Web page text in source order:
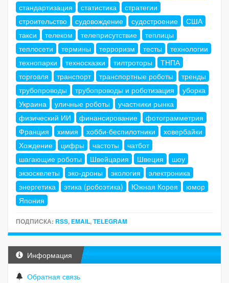
стандартизация
статистика
стратегии
строительство
судовождение судостроение
США
такси
телеком телеприсутствие
теплицы
теплосети
термины терроризм тесты
технологии
технопарки
техносказки тилтроторы
ТНПА
торговля
транспорт транспортные роботы
тренды
трубопроводы
трубопроводы и роботизация
уборка
Украина
уличные роботы
участники рынка
физический ИИ
финансирование
фотограмметрия
Франция
химия хобби-беспилотники
ховербайки
Хождение
цифры частоты
чатбот
шагающие роботы
Швейцария Швеция
шоу
экзоскелеты
эко-дроны экология
электроника
энергетика
этика (робоэтика) Южная Корея
юмор
Япония
ПОДПИСКА: RSS, EMAIL,TELEGRAM
Информация
Обратная связь